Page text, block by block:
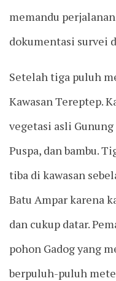
memandu
dokumentasi survei
Setelah tiga puluh
Kawasan Tereptep.
vegetasi asli
Puspa, dan bambu.
tiba di kawasan
Batu Ampar karena
dan cukup datar.
pohon Gadog yang
berpuluh-puluh